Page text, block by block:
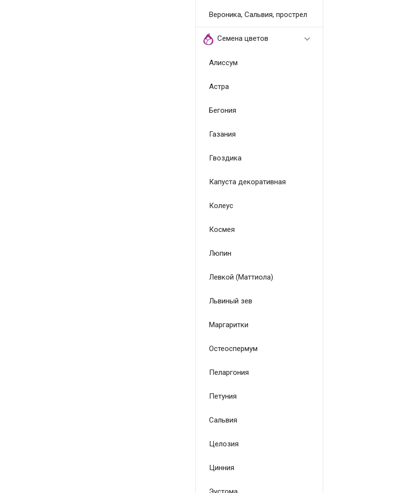
Вероника, Сальвия, прострел
Семена цветов 
Алиссум
Астра
Бегония
Газания
Гвоздика
Капуста декоративная
Колеус
Космея
Люпин
Левкой (Маттиола)
Львиный зев
Маргаритки
Остеоспермум
Пеларгония
Петуния
Сальвия
Целозия
Цинния